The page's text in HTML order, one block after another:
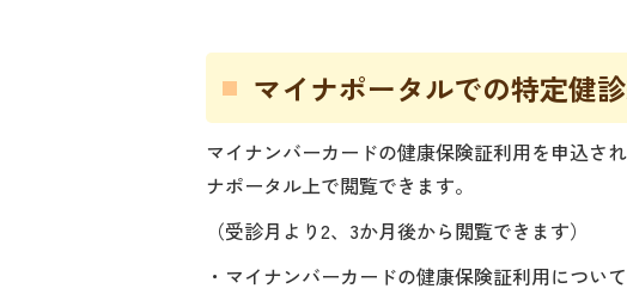
マイナポータルでの特定健
マイナンバーカードの健康保険証利用を申込さ
ナポータル上で閲覧できます。
（受診月より2、3か月後から閲覧できます）
・マイナンバーカードの健康保険証利用につい